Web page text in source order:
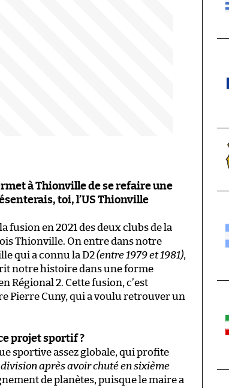
à Thionville de se refaire une
toi, l’US Thionville
fusion en 2021 des deux clubs de la
Thionville. On entre dans notre
qui a connu la D2(entre 1979 et 1981),
notre histoire dans une forme
Régional 2. Cette fusion, c’est
Pierre Cuny, qui a voulu retrouver un
projet sportif ?
sportive assez globale, qui profite
après avoir chuté en sixième
de planètes, puisque le maire a